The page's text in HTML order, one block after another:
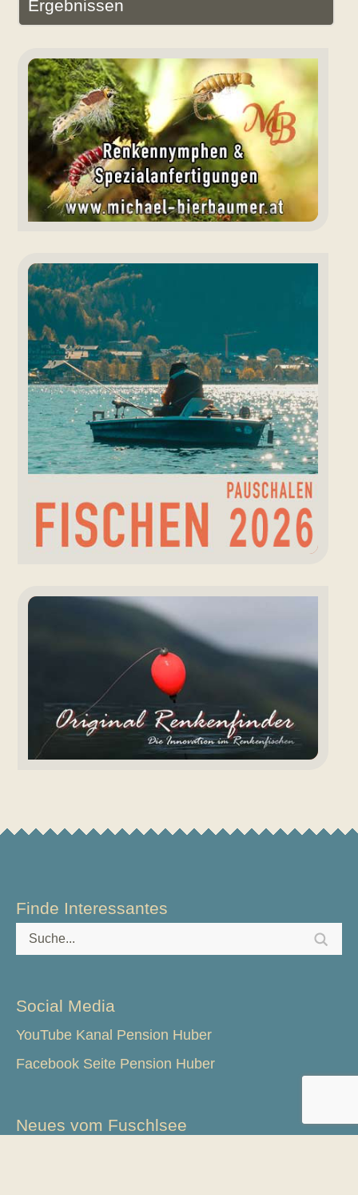
Ergebnissen
Renkennymphen
Bierbaumer
Angeln
Fuschlsee
Renkenfinder
Finde Interessantes
Social Media
YouTube Kanal Pension Huber
Facebook Seite Pension Huber
Neues vom Fuschlsee